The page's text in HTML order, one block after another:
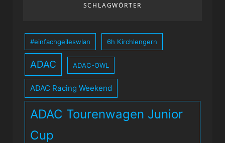
SCHLAGWÖRTER
#einfachgeileswlan 6h Kirchlengern
ADAC ADAC-OWL
ADAC Racing Weekend
ADAC Tourenwagen Junior
Cup